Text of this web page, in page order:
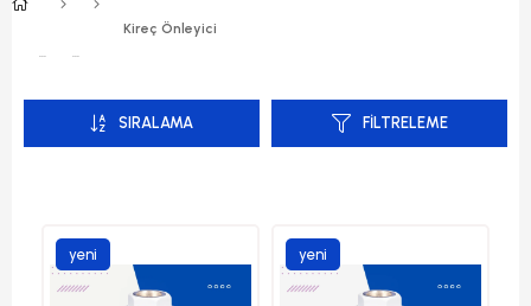
FILTRELEME
SIRALAMA
yeni
ürün
yeni
ürün